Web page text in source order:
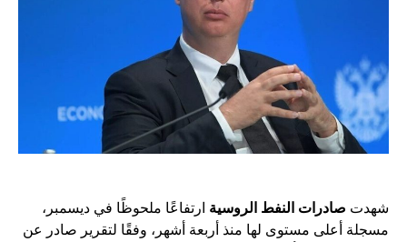
شهدت صادرات النفط الروسية ارتفاعًا ملحوظًا في ديسمبر،
مسجلة أعلى مستوى لها منذ أربعة أشهر، وفقًا لتقرير صادر عن